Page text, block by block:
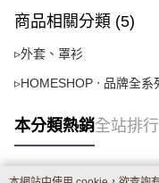
商品相關分類 (5)
▹外套、罩衫
▹HOMESHOP ‧ 品牌全系
本分類熱銷全站排行